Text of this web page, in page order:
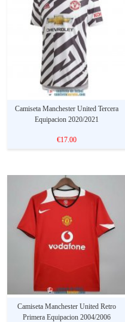
Camiseta Manchester United Tercera
Equipacion 2020/2021
€17.00
Camiseta Manchester United Retro
Primera Equipacion 2004/2006